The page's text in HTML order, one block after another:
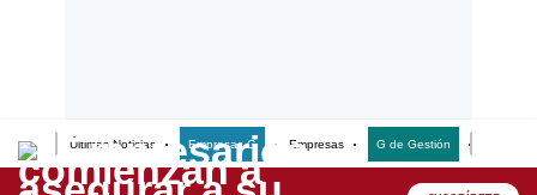
Últimas Noticias Empresas G Empresas G de Gestión
Lo último